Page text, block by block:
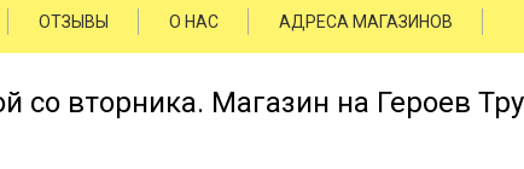
ОТЗЫВЫ О НАС АДРЕСА МАГАЗИНОВ
вторника. Магазин на Героев